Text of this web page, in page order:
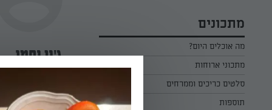
מתכונים
מה אוכלים היום?
מתכוני ארוחות
ארוחת בוקר
ארוחת צהריים
סלטים כריכים וממרחים
כל הסלטים כריכים וממרחים
תוספות
ג'ני נחמן
—